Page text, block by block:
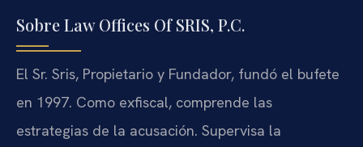
Sobre Law Offices Of SRIS, P.C.
El Sr. Sris, Propietario y Fundador, fundó el bufete
en 1997. Como exfiscal, comprende las
estrategias de la acusación. Supervisa la